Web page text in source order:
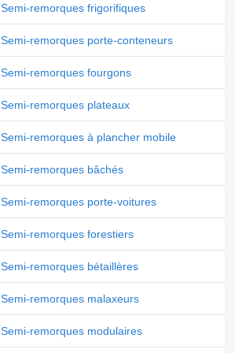
Semi-remorques frigorifiques
Semi-remorques porte-conteneurs
Semi-remorques fourgons
Semi-remorques plateaux
Semi-remorques à plancher mobile
Semi-remorques bâchés
Semi-remorques porte-voitures
Semi-remorques forestiers
Semi-remorques bétaillères
Semi-remorques malaxeurs
Semi-remorques modulaires